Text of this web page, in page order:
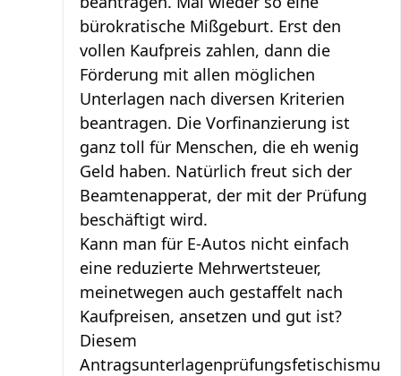
bürokratische Mißgeburt. Erst den
vollen Kaufpreis zahlen, dann die
Förderung mit allen möglichen
Unterlagen nach diversen Kriterien
beantragen. Die Vorfinanzierung ist
ganz toll für Menschen, die eh wenig
Geld haben. Natürlich freut sich der
Beamtenapperat, der mit der Prüfung
beschäftigt wird.
Kann man für E-Autos nicht einfach
eine reduzierte Mehrwertsteuer,
meinetwegen auch gestaffelt nach
Kaufpreisen, ansetzen und gut ist?
Diesem
Antragsunterlagenprüfungsfetischismu